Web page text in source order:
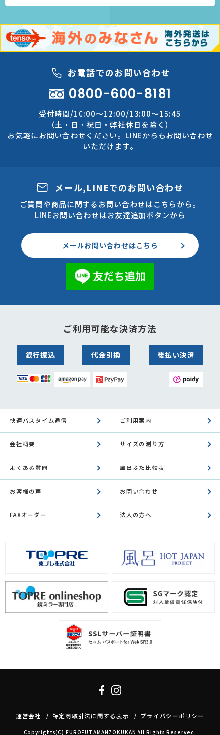
お電話でのお問い合わせ
0800-600-8181
受付時間/10:00～12:00/13:00～16:45
（土・日・祝日・弊社休日を除く）
お気軽にお問い合わせください。LINEからもお問い合わせ
いただけます。
メール,LINEでのお問い合わせ
ご質問や商品に関するお問い合わせはこちらから。
LINEお問い合わせはお友達追加ボタンから
メールお問い合わせはこちら
ご利用可能な決済方法
銀行振込 代金引換 後払い決済
快適バスタイム通信 ご利用案内
会社概要 サイズの測り方
よくある質問 風呂ふた比較表
お客様の声 お問い合わせ
FAXオーダー 法人の方へ
運営会社 特定商取引法に関する表示 プライバシーポリシー
Copyrights(C) FUROFUTAMANZOKUKAN All Rights Reserved.